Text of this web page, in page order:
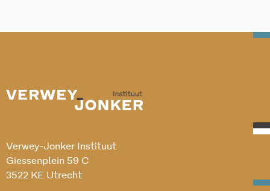
Verwey-Jonker Instituut
Giessenplein 59 C
3522 KE Utrecht